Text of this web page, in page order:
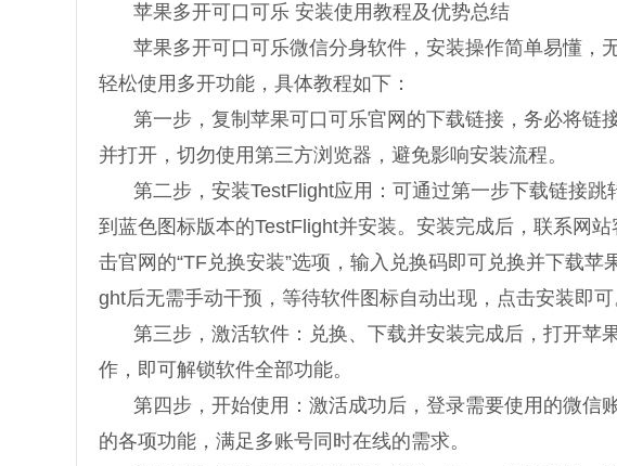
苹果多开可口可乐 安装使用教程及优势总结
苹果多开可口可乐微信分身软件，安装操作简单易懂，
轻松使用多开功能，具体教程如下：
第一步，复制苹果可口可乐官网的下载链接，务必将链
并打开，切勿使用第三方浏览器，避免影响安装流程。
第二步，安装TestFlight应用：可通过第一步下载链接
到蓝色图标版本的TestFlight并安装。安装完成后，联系网
击官网的“TF兑换安装”选项，输入兑换码即可兑换并下载
ght后无需手动干预，等待软件图标自动出现，点击安装即可
第三步，激活软件：兑换、下载并安装完成后，打开苹
作，即可解锁软件全部功能。
第四步，开始使用：激活成功后，登录需要使用的微信
的各项功能，满足多账号同时在线的需求。